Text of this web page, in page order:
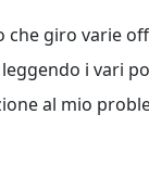
che giro varie
i vari
al mio